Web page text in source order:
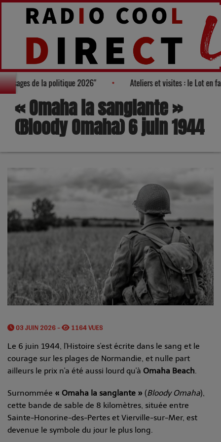
des "100 nouveaux visages de la politique 2026" Ateliers et
« Omaha la sanglante »
(Bloody Omaha) 6 juin 1944
03 JUIN 2026 - 1164 VUES
Le 6 juin 1944, l'Histoire s'est écrite dans le sang et le
courage sur les plages de Normandie, et nulle part
ailleurs le prix n'a été aussi lourd qu'à Omaha Beach.
Surnommée « Omaha la sanglante » (Bloody Omaha),
cette bande de sable de 8 kilomètres, située entre
Sainte-Honorine-des-Pertes et Vierville-sur-Mer, est
devenue le symbole du jour le plus long.